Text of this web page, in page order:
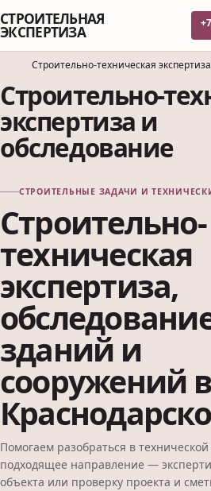
СТРОИТЕЛЬНАЯ
ЭКСПЕРТИЗА
Строительно-техническая
Строительно-
экспертиза и
обследование
СТРОИТЕЛЬНЫЕ ЗАДАЧИ И
Строительно-
техническая
экспертиза,
зданий и
сооружений
Помогаем разобраться в
подходящее направление —
объекта или проверку проекта и